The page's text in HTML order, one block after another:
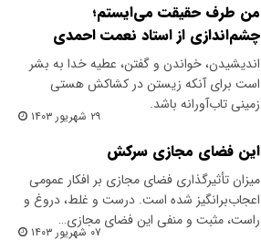
من طرف حقیقت می‌ایستم؛
چشم‌اندازی از استاد نعمت احمدی
اندیشیدن، خواندن و گفتن، عطیه خدا به بشر
است برای آنکه زیستن در کشاکش هستی
زمینی تاب‌آورانه باشد.
۲۹ شهریور ۱۴۰۳
این فضای مجازی سرکش
میزان تأثیرگذاری فضای مجازی بر افکار عمومی
اعجاب‌‌برانگیز شده است. درست و غلط، دروغ و
راست، مثبت و منفی این فضای مجازی…
۰۷ شهریور ۱۴۰۳